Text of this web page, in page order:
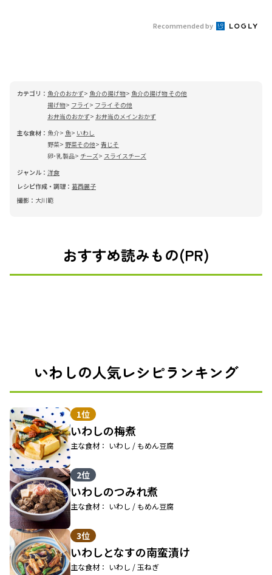
Recommended by
カテゴリ： 魚介のおかず 魚介の揚げ物
魚介の揚げ物 その他
揚げ物
フライ
フライ その他
お弁当のおかず
お弁当のメインおかず
主な食材： 魚介 魚
いわし
野菜
野菜その他 青じそ
卵･乳製品
チーズ
スライスチーズ
ジャンル： 洋食
レシピ作成・調理： 葛西麗子
撮影： 大川範
おすすめ読みもの(PR)
いわしの人気レシピランキング
1位
いわしの梅煮
主な食材： いわし / もめん豆腐
2位
いわしのつみれ煮
主な食材： いわし / もめん豆腐
3位
いわしとなすの南蛮漬け
主な食材： いわし / 玉ねぎ